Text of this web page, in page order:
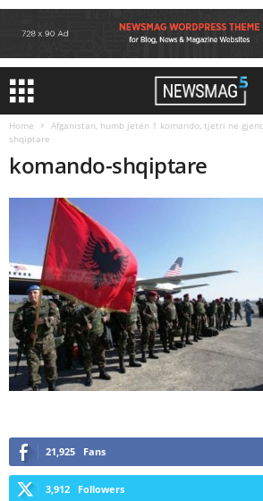
Home Afganistan, humb jetën 1 komando, tjetri ne
shqiptare
komando-shqiptare
21,925 Fans
3,912 Followers